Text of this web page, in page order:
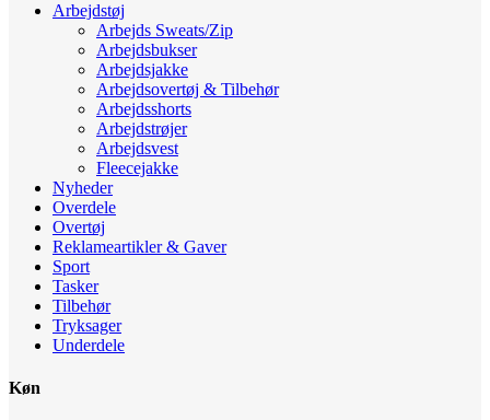
Arbejdstøj
Arbejds Sweats/Zip
Arbejdsbukser
Arbejdsjakke
Arbejdsovertøj & Tilbehør
Arbejdsshorts
Arbejdstrøjer
Arbejdsvest
Fleecejakke
Nyheder
Overdele
Overtøj
Reklameartikler & Gaver
Sport
Tasker
Tilbehør
Tryksager
Underdele
Køn